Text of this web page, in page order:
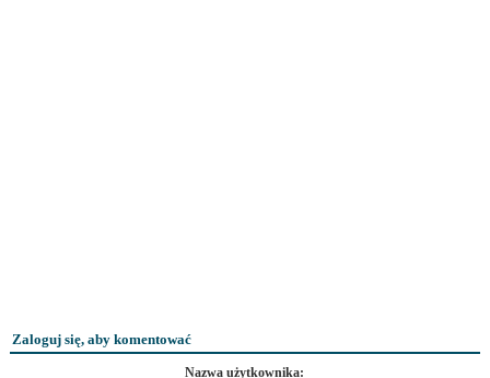
Zaloguj się, aby komentować
Nazwa użytkownika: